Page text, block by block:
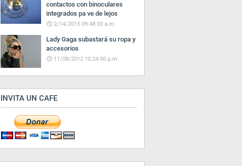
contactos con binoculares
integrados pa ve de lejos
2/14/2015 09:48:00 a.m.
Lady Gaga subastará su ropa y
accesorios
11/08/2012 10:24:00 p.m.
INVITA UN CAFE